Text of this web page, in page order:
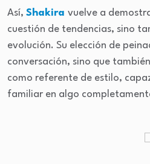
Así, Shakira vuelve a
cuestión de tendencias, sino
evolución. Su elección de
conversación, sino que
como referente de estilo,
familiar en algo